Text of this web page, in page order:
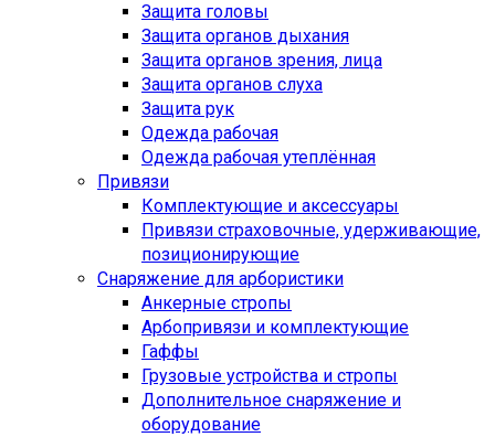
Защита головы
Защита органов дыхания
Защита органов зрения, лица
Защита органов слуха
Защита рук
Одежда рабочая
Одежда рабочая утеплённая
Привязи
Комплектующие и аксессуары
Привязи страховочные, удерживающие,
позиционирующие
Снаряжение для арбористики
Анкерные стропы
Арбопривязи и комплектующие
Гаффы
Грузовые устройства и стропы
Дополнительное снаряжение и
оборудование